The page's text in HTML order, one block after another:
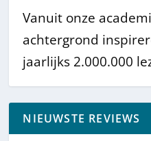
Vanuit onze
achtergrond
jaarlijks 2.000.000
NIEUWSTE REVIEWS